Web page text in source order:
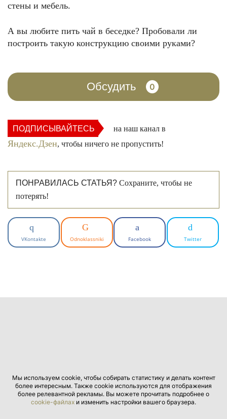
стены и мебель.
А вы любите пить чай в беседке? Пробовали ли
построить такую конструкцию своими руками?
Обсудить 0
ПОДПИСЫВАЙТЕСЬ на наш канал в
Яндекс.Дзен, чтобы ничего не пропустить!
ПОНРАВИЛАСЬ СТАТЬЯ? Сохраните, чтобы не
потерять!
VKontakte Odnoklassniki Facebook Twitter
Мы используем cookie, чтобы собирать статистику и делать контент
более интересным. Также cookie используются для отображения
более релевантной рекламы. Вы можете прочитать подробнее о
cookie-файлах и изменить настройки вашего браузера.